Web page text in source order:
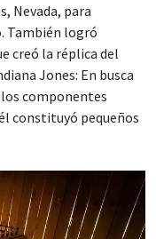
Nevada, para
También logró
creó la réplica del
Jones: En busca
componentes
constituyó pequeños